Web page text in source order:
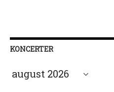
KONCERTER